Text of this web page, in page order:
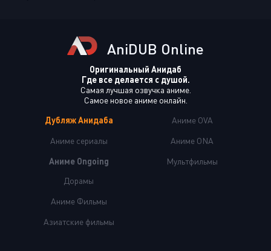
AniDUB Online
Оригинальный Анидаб
Где все делается с душой.
Самая лучшая озвучка аниме.
Самое новое аниме онлайн.
Дубляж Анидаба
Аниме сериалы
Аниме Ongoing
Аниме OVA
Аниме ONA
Мультфильмы
Дорамы
Аниме Фильмы
Азиатские фильмы